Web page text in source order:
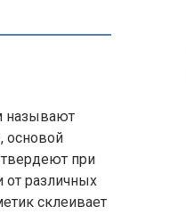
называют
основой
при
от различных
склеивает